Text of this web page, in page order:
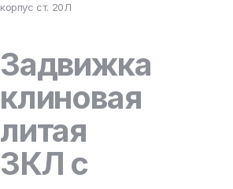
корпус ст. 20Л
Задвижка
клиновая
литая
ЗКЛ с